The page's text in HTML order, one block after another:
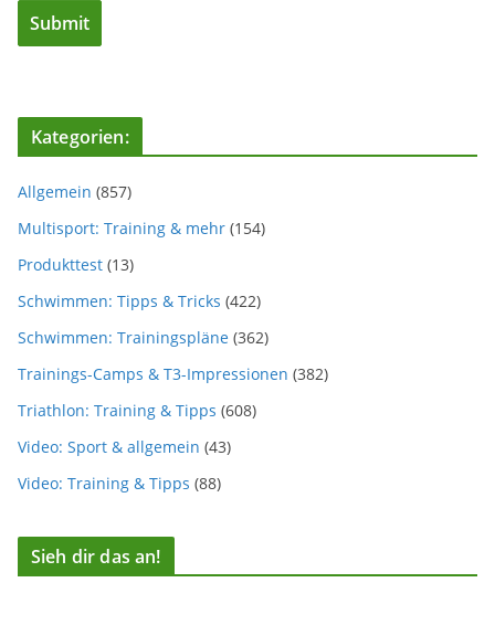
Kategorien:
Allgemein (857)
Multisport: Training & mehr (154)
Produkttest (13)
Schwimmen: Tipps & Tricks (422)
Schwimmen: Trainingspläne (362)
Trainings-Camps & T3-Impressionen (382)
Triathlon: Training & Tipps (608)
Video: Sport & allgemein (43)
Video: Training & Tipps (88)
Sieh dir das an!